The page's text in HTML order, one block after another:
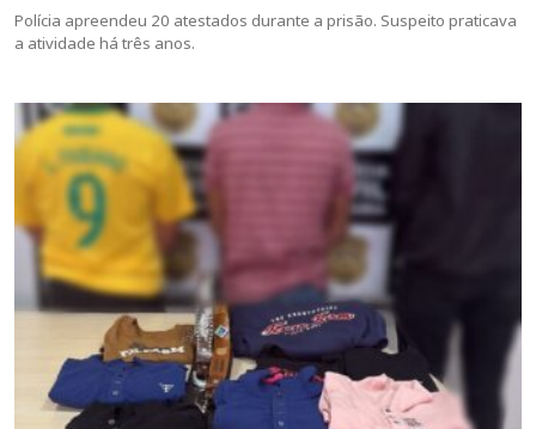
Polícia apreendeu 20 atestados durante a prisão. Suspeito praticava
a atividade há três anos.